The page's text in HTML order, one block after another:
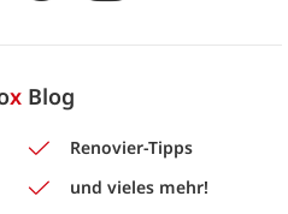
xBlog
Renovier-Tipps
und vieles mehr!